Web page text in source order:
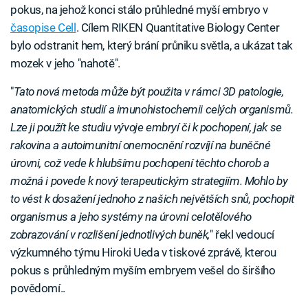
pokus, na jehož konci stálo průhledné myší embryo v
časopise Cell . Cílem RIKEN Quantitative Biology Center
bylo odstranit hem, který brání průniku světla, a ukázat tak
mozek v jeho "nahotě".
"Tato nová metoda může být použita v rámci 3D patologie,
anatomických studií a imunohistochemii celých organismů.
Lze ji použít ke studiu vývoje embryí či k pochopení, jak se
rakovina a autoimunitní onemocnění rozvíjí na buněčné
úrovni, což vede k hlubšímu pochopení těchto chorob a
možná i povede k nový terapeutickým strategiím. Mohlo by
to vést k dosažení jednoho z našich největších snů, pochopit
organismus a jeho systémy na úrovni celotělového
zobrazování v rozlišení jednotlivých buněk," řekl vedoucí
výzkumného týmu Hiroki Ueda v tiskové zprávě, kterou
pokus s průhledným myším embryem vešel do širšího
povědomí..